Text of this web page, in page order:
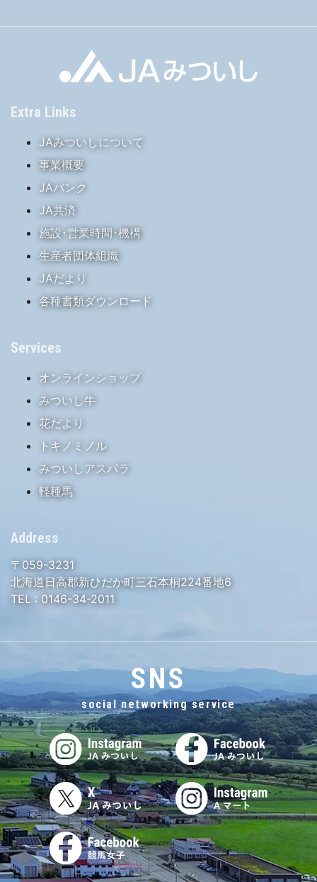
Extra Links
JAみついしについて
事業概要
JAバンク
JA共済
施設･営業時間･機構
生産者団体組織
JAだより
各種書類ダウンロード
Services
オンラインショップ
みついし牛
花だより
トキノミノル
みついしアスパラ
軽種馬
Address
〒059-3231
北海道日高郡新ひだか町三石本桐224番地6
TEL : 0146-34-2011
SNS
social networking service